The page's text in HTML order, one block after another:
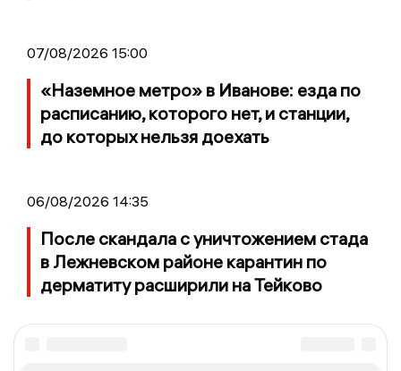
07/08/2026 15:00
«Наземное метро» в Иванове: езда по
расписанию, которого нет, и станции,
до которых нельзя доехать
06/08/2026 14:35
После скандала с уничтожением стада
в Лежневском районе карантин по
дерматиту расширили на Тейково